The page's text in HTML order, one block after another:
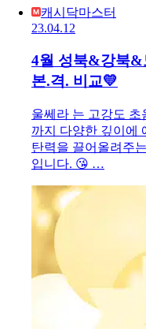
캐시닥마스터
23.04.12
4월 성북&강북&
본.격. 비교💛
울쎄라 는 고강도
까지 다양한 깊이에
탄력을 끌어올려주
입니다. 😘 …